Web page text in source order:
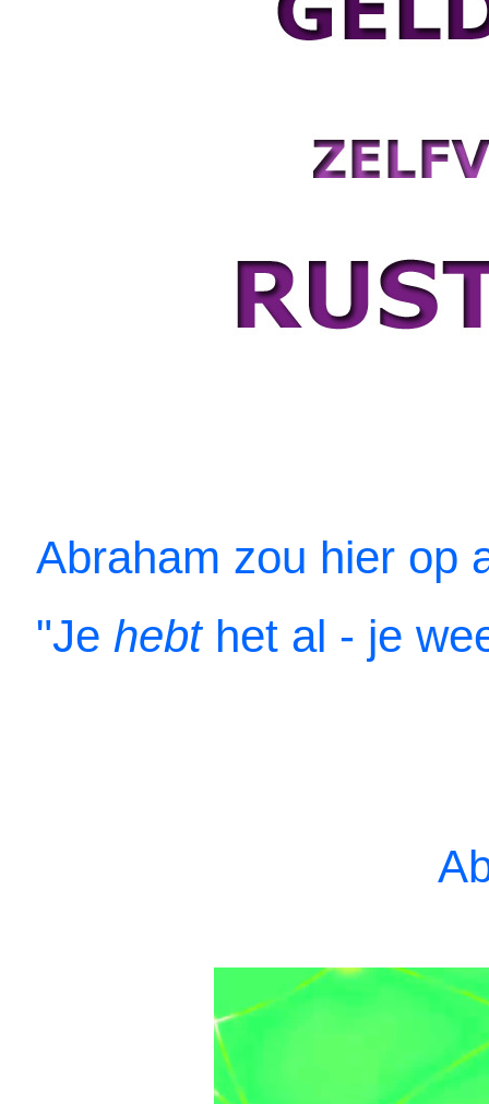
Abraham zou hier op
"Je hebthet al - je